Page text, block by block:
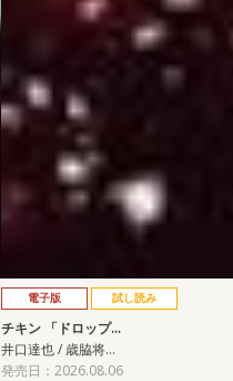
電子版 試し読み
チキン 「ドロップ…
井口達也 / 歳脇将…
発売日：2026.08.06